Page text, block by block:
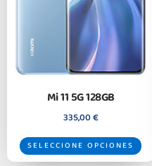
Mi 11 5G 128GB
335,00€
SELECCIONE OPCIONES